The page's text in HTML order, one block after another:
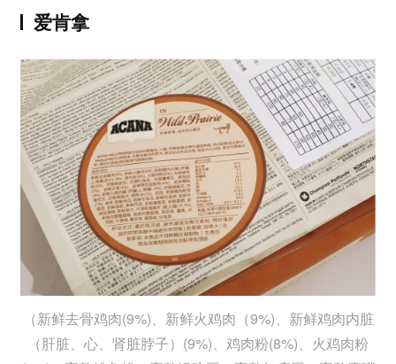
爱肯拿
（新鲜去骨鸡肉(9%)、新鲜火鸡肉（9%)、新鲜鸡肉内脏
（肝脏、心、肾脏脖子）(9%)、鸡肉粉(8%)、火鸡肉粉